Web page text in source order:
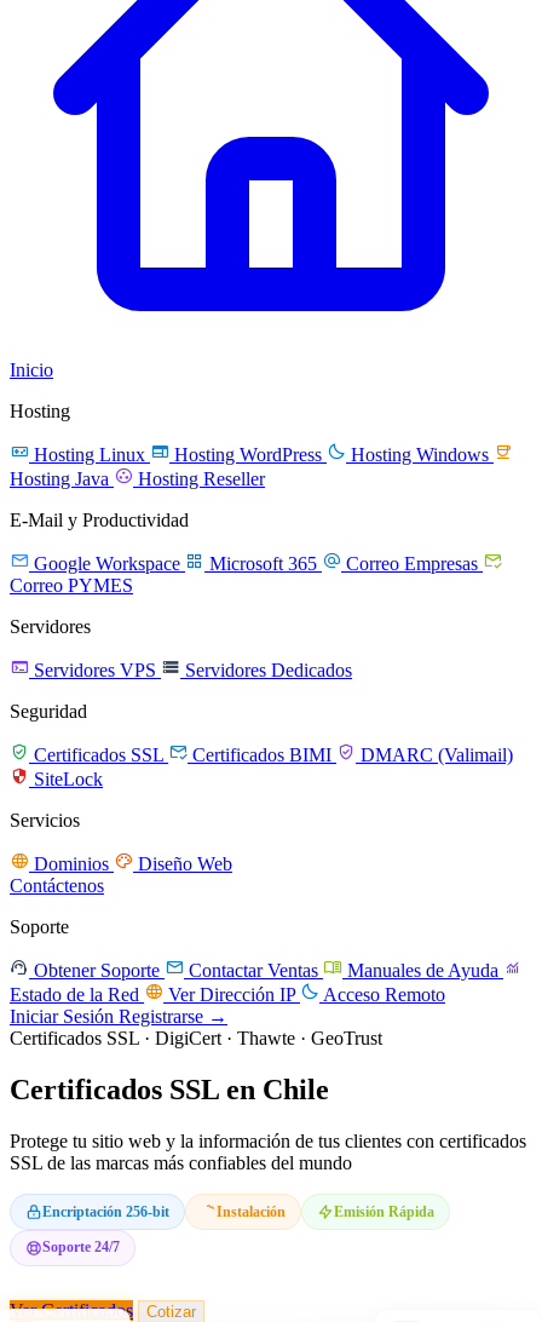
Inicio
Hosting
 Hosting Linux  Hosting WordPress  Hosting Windows 
Hosting Java  Hosting Reseller
E-Mail y Productividad
 Google Workspace  Microsoft 365  Correo Empresas 
Correo PYMES
Servidores
 Servidores VPS  Servidores Dedicados
Seguridad
 Certificados SSL  Certificados BIMI  DMARC (Valimail)
 SiteLock
Servicios
 Dominios  Diseño Web
Contáctenos
Soporte
 Obtener Soporte  Contactar Ventas  Manuales de Ayuda 
Estado de la Red  Ver Dirección IP  Acceso Remoto
Iniciar Sesión Registrarse →
Certificados SSL · DigiCert · Thawte · GeoTrust
Certificados SSL en Chile
Protege tu sitio web y la información de tus clientes con certificados
SSL de las marcas más confiables del mundo
Encriptación 256-bit Instalación Emisión Rápida
Soporte 24/7
Ver Certificados Cotizar